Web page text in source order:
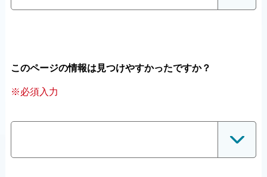
このページの情報は見つけやすかったですか？
※必須入力